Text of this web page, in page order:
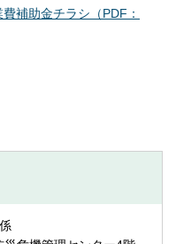
補助金チラシ（PDF：